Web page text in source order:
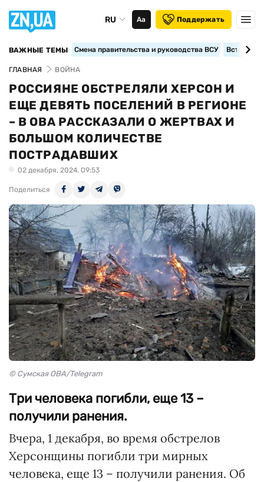
RU Аа Поддержать
ВАЖНЫЕ ТЕМЫ Смена правительства и руководства ВСУ
ГЛАВНАЯ ВОЙНА
РОССИЯНЕ ОБСТРЕЛЯЛИ ХЕРСОН И
ЕЩЕ ДЕВЯТЬ ПОСЕЛЕНИЙ В РЕГИОНЕ
– В ОВА РАССКАЗАЛИ О ЖЕРТВАХ И
БОЛЬШОМ КОЛИЧЕСТВЕ
ПОСТРАДАВШИХ
02 декабря, 2024, 09:53
Поделиться
© Сумская ОВА/Telegram
Три человека погибли, еще 13 –
получили ранения.
Вчера, 1 декабря, во время обстрелов
Херсонщины погибли три мирных
человека, еще 13 – получили ранения. Об